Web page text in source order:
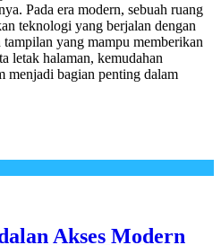
Pada era modern, sebuah ruang
teknologi yang berjalan dengan
yang mampu memberikan
letak halaman, kemudahan
menjadi bagian penting dalam
Akses Modern